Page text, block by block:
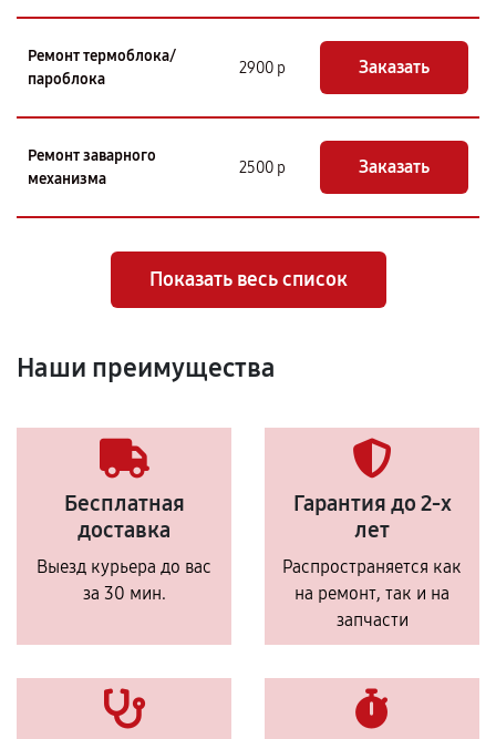
Ремонт термоблока/
пароблока
2900 р Заказать
Ремонт заварного
механизма
2500 р Заказать
Показать весь список
Наши преимущества
Бесплатная
доставка
Выезд курьера до вас
за 30 мин.
Гарантия до 2-х
лет
Распространяется как
на ремонт, так и на
запчасти